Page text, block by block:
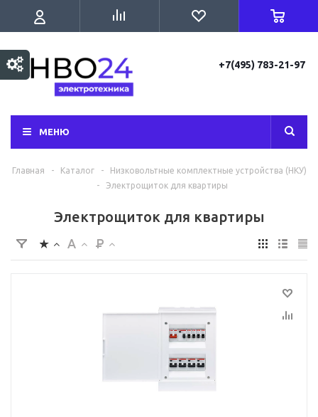
+7(495) 783-21-97
МЕНЮ
Главная - Каталог -
Низковольтные комплектные устройства (НКУ)
-
Электрощиток для квартиры
Электрощиток для квартиры